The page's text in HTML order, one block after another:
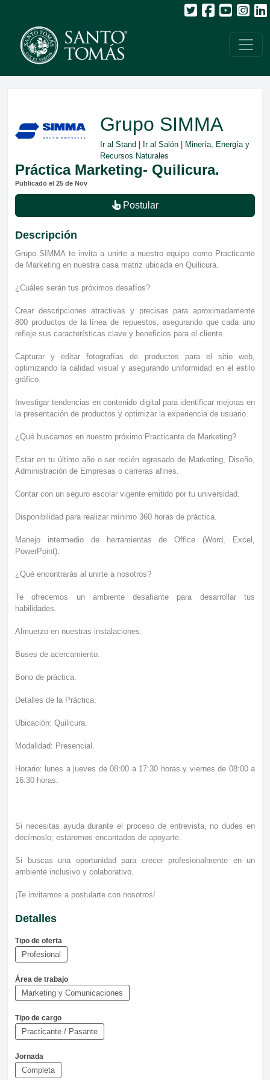
Grupo SIMMA
Ir al Stand Ir al Salón| Minería, Energía y
Recursos Naturales
Práctica Marketing- Quilicura.
Publicado el 25 de Nov
Postular
Descripción
Grupo SIMMA te invita a unirte a nuestro equipo como Practicante
de Marketing en nuestra casa matriz ubicada en Quilicura.
¿Cuáles serán tus próximos desafíos?
Crear descripciones atractivas y precisas para aproximadamente
800 productos de la línea de repuestos, asegurando que cada uno
refleje sus características clave y beneficios para el cliente.
Capturar y editar fotografías de productos para el sitio web,
optimizando la calidad visual y asegurando uniformidad en el estilo
gráfico.
Investigar tendencias en contenido digital para identificar mejoras en
la presentación de productos y optimizar la experiencia de usuario.
¿Qué buscamos en nuestro próximo Practicante de Marketing?
Estar en tu último año o ser recién egresado de Marketing, Diseño,
Administración de Empresas o carreras afines.
Contar con un seguro escolar vigente emitido por tu universidad.
Disponibilidad para realizar mínimo 360 horas de práctica.
Manejo intermedio de herramientas de Office (Word, Excel,
PowerPoint).
¿Qué encontrarás al unirte a nosotros?
Te ofrecemos un ambiente desafiante para desarrollar tus
habilidades.
Almuerzo en nuestras instalaciones.
Buses de acercamiento.
Bono de práctica.
Detalles de la Práctica:
Ubicación: Quilicura.
Modalidad: Presencial.
Horario: lunes a jueves de 08:00 a 17:30 horas y viernes de 08:00 a
16:30 horas.
Si necesitas ayuda durante el proceso de entrevista, no dudes en
decírnoslo; estaremos encantados de apoyarte.
Si buscas una oportunidad para crecer profesionalmente en un
ambiente inclusivo y colaborativo.
¡Te invitamos a postularte con nosotros!
Detalles
Tipo de oferta
Profesional
Área de trabajo
Marketing y Comunicaciones
Tipo de cargo
Practicante / Pasante
Jornada
Completa